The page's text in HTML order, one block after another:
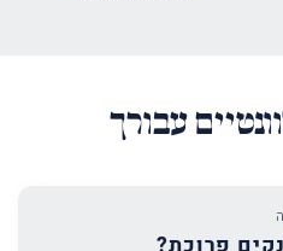
עבורך